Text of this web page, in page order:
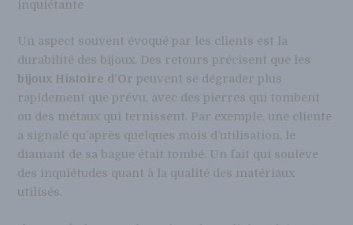
inquiétante
Un aspect souvent évoqué par les clients est la
durabilité des bijoux. Des retours précisent que les
bijoux Histoire d’Or peuvent se dégrader plus
rapidement que prévu, avec des pierres qui tombent
ou des métaux qui ternissent. Par exemple, une cliente
a signalé qu’après quelques mois d’utilisation, le
diamant de sa bague était tombé. Un fait qui soulève
des inquiétudes quant à la qualité des matériaux
utilisés.